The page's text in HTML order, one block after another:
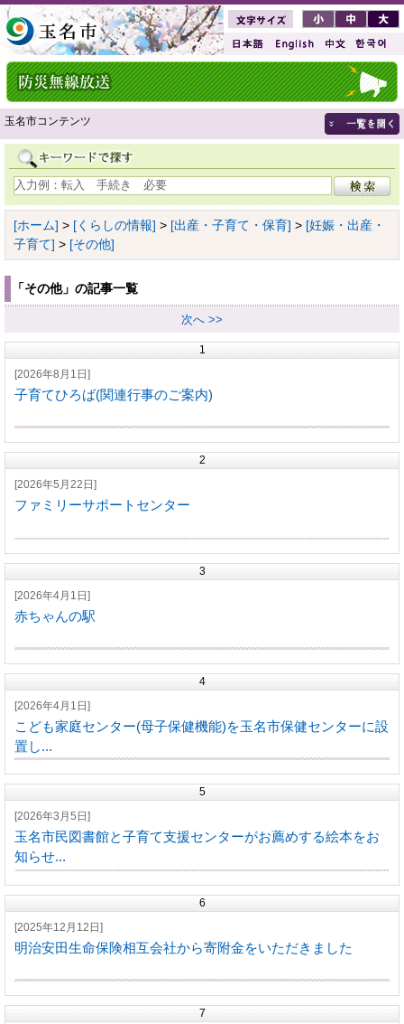
玉名市コンテンツ
[ホーム] > [くらしの情報] > [出産・子育て・保育] > [妊娠・出産・
子育て] > [その他]
「その他」の記事一覧
次へ >>
1
[2026年8月1日]
子育てひろば(関連行事のご案内)
2
[2026年5月22日]
ファミリーサポートセンター
3
[2026年4月1日]
赤ちゃんの駅
4
[2026年4月1日]
こども家庭センター(母子保健機能)を玉名市保健センターに設
置し...
5
[2026年3月5日]
玉名市民図書館と子育て支援センターがお薦めする絵本をお
知らせ...
6
[2025年12月12日]
明治安田生命保険相互会社から寄附金をいただきました
7